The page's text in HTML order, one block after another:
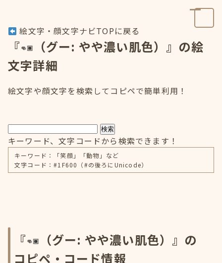
絵文字・顔文字ナビTOPに戻る
『
（グー: やや濃い肌色）』の絵
文字詳細
絵文字や顔文字を検索してコピペで簡単利用！
検索
キーワード、文字コードから検索できます！
キーワード：「笑顔」「動物」など
文字コード：#1F600（#の後ろにUnicode）
『
（グー: やや濃い肌色）』の
コピペ・コード情報